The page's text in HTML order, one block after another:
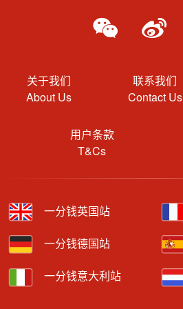
关于我们
About Us
联系我们
Contact Us
用户条款
T&Cs
一分钱英国站
一分钱德国站
一分钱意大利站